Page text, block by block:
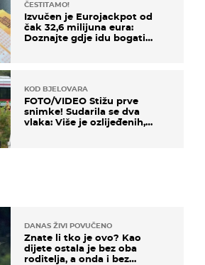
ČESTITAMO!
Izvučen je Eurojackpot od
čak 32,6 milijuna eura:
Doznajte gdje idu bogati
KOD BJELOVARA
FOTO/VIDEO Stižu prve
snimke! Sudarila se dva
vlaka: Više je ozlijeđenih,
DANAS ŽIVI POVUČENO
Znate li tko je ovo? Kao
dijete ostala je bez oba
roditelja, a onda i bez